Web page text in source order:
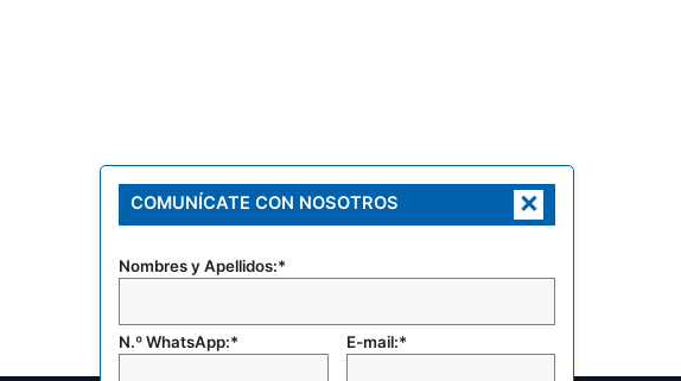
COMUNÍCATE CON NOSOTROS ×
Nombres y Apellidos:*
N.º WhatsApp:* E-mail:*